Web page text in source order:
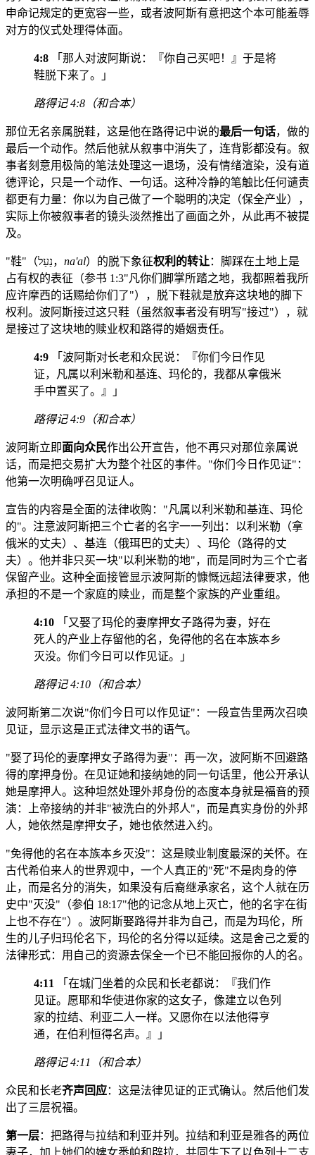
申命记规定的更宽容一些，或者波阿斯有意把这个本可能羞辱
对方的仪式处理得体面。
4:8 「那人对波阿斯说：『你自己买吧！』于是将
鞋脱下来了。」
路得记 4:8（和合本）
那位无名亲属脱鞋，这是他在路得记中说的最后一句话，做的
最后一个动作。然后他就从叙事中消失了，连背影都没有。叙
事者刻意用极简的笔法处理这一退场，没有情绪渲染，没有道
德评论，只是一个动作、一句话。这种冷静的笔触比任何谴责
都更有力量：你以为自己做了一个聪明的决定（保全产业），
实际上你被叙事者的镜头淡然推出了画面之外，从此再不被提
及。
"鞋"（נַעַל， na'al）的脱下象征权利的转让 ：脚踩在土地上是
占有权的表征（参书 1:3"凡你们脚掌所踏之地，我都照着我所
应许摩西的话赐给你们了"），脱下鞋就是放弃这块地的脚下
权利。波阿斯接过这只鞋（虽然叙事者没有明写"接过"），就
是接过了这块地的赎业权和路得的婚姻责任。
4:9 「波阿斯对长老和众民说：『你们今日作见
证，凡属以利米勒和基连、玛伦的，我都从拿俄米
手中置买了。』」
路得记 4:9（和合本）
波阿斯立即面向众民作出公开宣告，他不再只对那位亲属说
话，而是把交易扩大为整个社区的事件。"你们今日作见证"：
他第一次明确呼召见证人。
宣告的内容是全面的法律收购："凡属以利米勒和基连、玛伦
的"。注意波阿斯把三个亡者的名字一一列出：以利米勒（拿
俄米的丈夫）、基连（俄珥巴的丈夫）、玛伦（路得的丈
夫）。他并非只买一块"以利米勒的地"，而是同时为三个亡者
保留产业。这种全面接管显示波阿斯的慷慨远超法律要求，他
承担的不是一个家庭的赎业，而是整个家族的产业重组。
4:10 「又娶了玛伦的妻摩押女子路得为妻，好在
死人的产业上存留他的名，免得他的名在本族本乡
灭没。你们今日可以作见证。」
路得记 4:10（和合本）
波阿斯第二次说"你们今日可以作见证"：一段宣告里两次召唤
见证，显示这是正式法律文书的语气。
"娶了玛伦的妻摩押女子路得为妻"：再一次，波阿斯不回避路
得的摩押身份。在见证她和接纳她的同一句话里，他公开承认
她是摩押人。这种坦然处理外邦身份的态度本身就是福音的预
演：上帝接纳的并非"被洗白的外邦人"，而是真实身份的外邦
人，她依然是摩押女子，她也依然进入约。
"免得他的名在本族本乡灭没"：这是赎业制度最深的关怀。在
古代希伯来人的世界观中，一个人真正的"死"不是肉身的停
止，而是名分的消失，如果没有后裔继承家名，这个人就在历
史中"灭没"（参伯 18:17"他的记念从地上灭亡，他的名字在街
上也不存在"）。波阿斯娶路得并非为自己，而是为玛伦，所
生的儿子归玛伦名下，玛伦的名分得以延续。这是舍己之爱的
法律形式：用自己的资源去保全一个已不能回报你的人的名。
4:11
「在城门坐着的众民和长老都说：『我们作
见证。愿耶和华使进你家的这女子，像建立以色列
家的拉结、利亚二人一样。又愿你在以法他得亨
通，在伯利恒得名声。』」
路得记 4:11（和合本）
众民和长老齐声回应：这是法律见证的正式确认。然后他们发
出了三层祝福。
第一层：把路得与拉结和利亚并列。拉结和利亚是雅各的两位